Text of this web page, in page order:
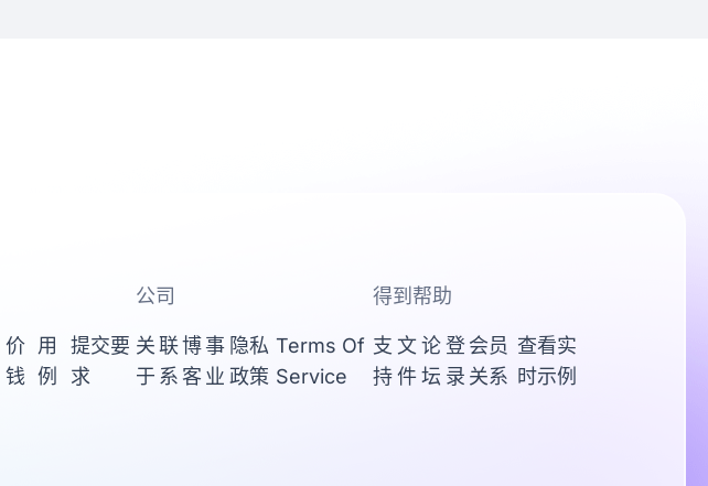
价
钱
用
例
提交要
求
公司
关
于
联
系
博
客
事
业
隐私
政策
Terms Of
Service
得到帮助
支
持
文
件
论
坛
登
录
会员
关系
查看实
时示例